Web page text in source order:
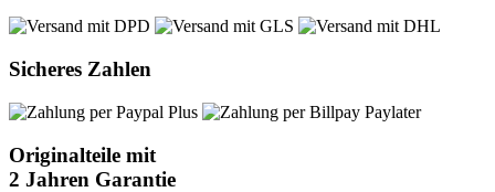
Sicheres Zahlen
Originalteile mit
2 Jahren Garantie